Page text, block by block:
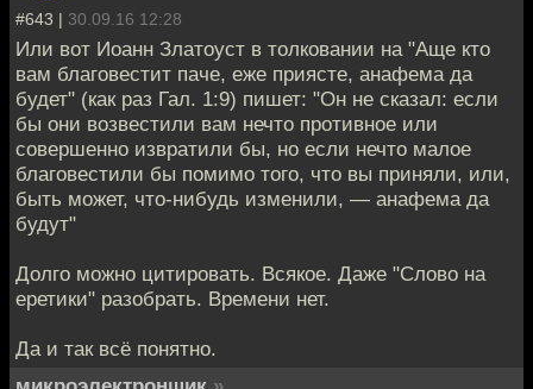
#643 | 30.09.16 12:28
Или вот Иоанн Златоуст в толковании на "Аще кто
вам благовестит паче, еже приясте, анафема да
будет" (как раз Гал. 1:9) пишет: "Он не сказал: если
бы они возвестили вам нечто противное или
совершенно извратили бы, но если нечто малое
благовестили бы помимо того, что вы приняли, или,
быть может, что-нибудь изменили, — анафема да
будут"
Долго можно цитировать. Всякое. Даже "Слово на
еретики" разобрать. Времени нет.
Да и так всё понятно.